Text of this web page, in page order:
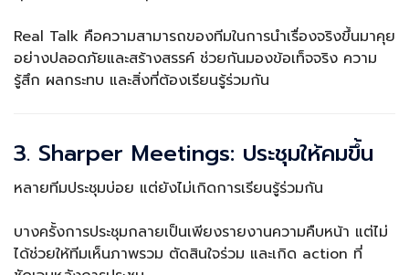
Real Talk คือความสามารถของทีมในการนำเรื่องจริงขึ้นมาคุย
อย่างปลอดภัยและสร้างสรรค์ ช่วยกันมองข้อเท็จจริง ความ
รู้สึก ผลกระทบ และสิ่งที่ต้องเรียนรู้ร่วมกัน
3. Sharper Meetings: ประชุมให้คมขึ้น
หลายทีมประชุมบ่อย แต่ยังไม่เกิดการเรียนรู้ร่วมกัน
บางครั้งการประชุมกลายเป็นเพียงรายงานความคืบหน้า แต่ไม่
ได้ช่วยให้ทีมเห็นภาพรวม ตัดสินใจร่วม และเกิด action ที่